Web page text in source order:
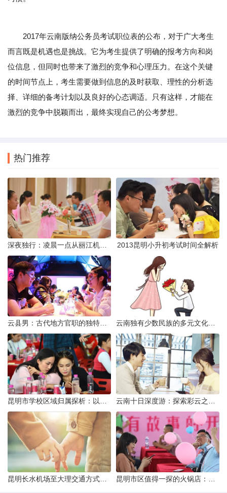
2017年云南版纳公务员考试职位表的公布，对于广大考生
而言既是机遇也是挑战。它为考生提供了明确的报考方向和岗
位信息，但同时也带来了激烈的竞争和心理压力。在这个关键
的时间节点上，考生需要做到信息的及时获取、理性的分析选
择、详细的备考计划以及良好的心态调适。只有这样，才能在
激烈的竞争中脱颖而出，最终实现自己的公考梦想。
热门推荐
2013昆明小升初考试时间全解析